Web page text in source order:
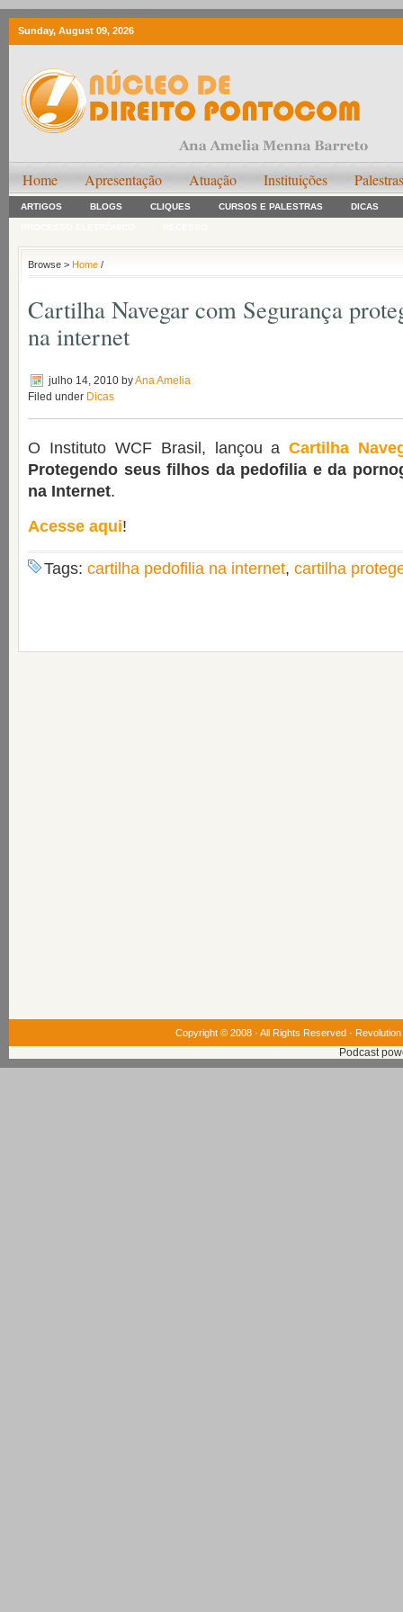
Sunday, August 09, 2026
Home Apresentação Atuação Instituições Palestras
ARTIGOS BLOGS CLIQUES CURSOS E PALESTRAS DICAS
Browse > Home /
Cartilha Navegar com Segurança
na internet
julho 14, 2010 byAna Amelia
Filed under Dicas
O Instituto WCF Brasil, lançou aCartilha
Protegendo seus filhos da pedofilia e da
na Internet.
Acesse aqui!
Tags: cartilha pedofilia na internet, cartilha
Copyright © 2008 · All Rights Reserved ·
Podcast